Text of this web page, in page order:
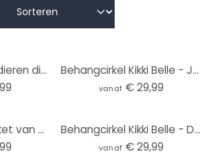
Behangcirkel Zeedieren diep in de oceaan - Oliver Robins - vliesbehang/zelfklevend vliesbehang Behangcirkel Kikki Belle - Jungle Jive - vliesbehang/zelfklevend vliesbehang
vanaf € 29,99
Behangcirkel Boeket van gedroogde bloemen - Treechild - vliesbehang/zelfklevend vliesbehang Behangcirkel Kikki Belle - Dino World - vliesbehang/zelfklevend vliesbehang
vanaf € 29,99